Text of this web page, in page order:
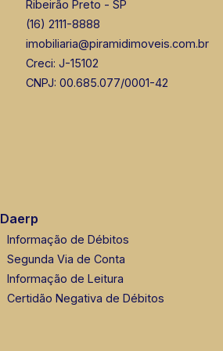
Ribeirão Preto - SP
(16) 2111-8888
imobiliaria@piramidimoveis.com.br
Creci: J-15102
CNPJ: 00.685.077/0001-42
Daerp
Informação de Débitos
Segunda Via de Conta
Informação de Leitura
Certidão Negativa de Débitos